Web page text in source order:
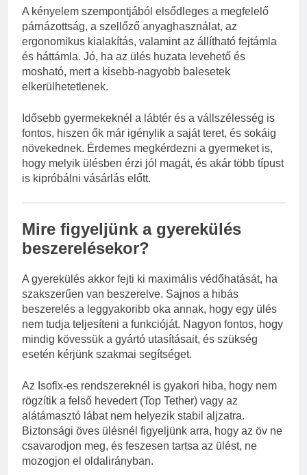
A kényelem szempontjából elsődleges a megfelelő
párnázottság, a szellőző anyaghasználat, az
ergonomikus kialakítás, valamint az állítható fejtámla
és háttámla. Jó, ha az ülés huzata levehető és
mosható, mert a kisebb-nagyobb balesetek
elkerülhetetlenek.
Idősebb gyermekeknél a lábtér és a vállszélesség is
fontos, hiszen ők már igénylik a saját teret, és sokáig
növekednek. Érdemes megkérdezni a gyermeket is,
hogy melyik ülésben érzi jól magát, és akár több típust
is kipróbálni vásárlás előtt.
Mire figyeljünk a gyerekülés
beszerelésekor?
A gyerekülés akkor fejti ki maximális védőhatását, ha
szakszerűen van beszerelve. Sajnos a hibás
beszerelés a leggyakoribb oka annak, hogy egy ülés
nem tudja teljesíteni a funkcióját. Nagyon fontos, hogy
mindig kövessük a gyártó utasításait, és szükség
esetén kérjünk szakmai segítséget.
Az Isofix-es rendszereknél is gyakori hiba, hogy nem
rögzítik a felső hevedert (Top Tether) vagy az
alátámasztó lábat nem helyezik stabil aljzatra.
Biztonsági öves ülésnél figyeljünk arra, hogy az öv ne
csavarodjon meg, és feszesen tartsa az ülést, ne
mozogjon el oldalirányban.